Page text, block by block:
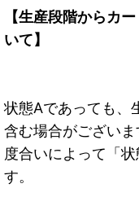
【生産段階からカ
いて】
状態Aであっても、
含む場合がござい
度合いによって「
す。